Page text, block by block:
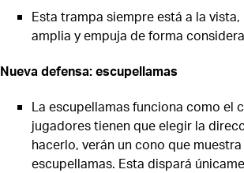
Esta trampa siempre está a la
amplia y empuja de forma
Nueva defensa: escupellamas
La escupellamas funciona como el
jugadores tienen que elegir la
hacerlo, verán un cono que
escupellamas. Esta dispará